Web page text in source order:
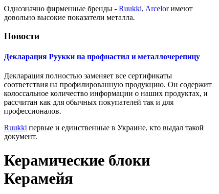
Однозначно фирменные бренды - Ruukki, Arcelorимеют
довольно высокие показатели металла.
Новости
Декларация Руукки на профнастил и металлочерепицу
Декларация полностью заменяет все сертификаты
соответствия на профилированную продукцию. Он содержит
колоссальное количество информации о наших продуктах, и
рассчитан как для обычных покупателей так и для
профессионалов.
Ruukki первые и единственные в Украине, кто выдал такой
документ.
Керамические блоки
Керамейя